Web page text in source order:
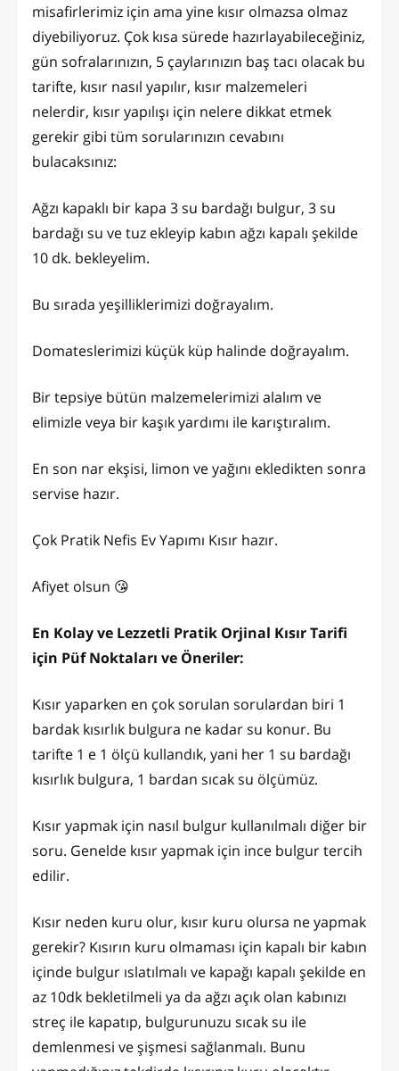
misafirlerimiz için ama yine kısır olmazsa olmaz
diyebiliyoruz. Çok kısa sürede hazırlayabileceğiniz,
gün sofralarınızın, 5 çaylarınızın baş tacı olacak bu
tarifte, kısır nasıl yapılır, kısır malzemeleri
nelerdir, kısır yapılışı için nelere dikkat etmek
gerekir gibi tüm sorularınızın cevabını
bulacaksınız:
Ağzı kapaklı bir kapa 3 su bardağı bulgur, 3 su
bardağı su ve tuz ekleyip kabın ağzı kapalı şekilde
10 dk. bekleyelim.
Bu sırada yeşilliklerimizi doğrayalım.
Domateslerimizi küçük küp halinde doğrayalım.
Bir tepsiye bütün malzemelerimizi alalım ve
elimizle veya bir kaşık yardımı ile karıştıralım.
En son nar ekşisi, limon ve yağını ekledikten sonra
servise hazır.
Çok Pratik Nefis Ev Yapımı Kısır hazır.
Afiyet olsun 😘
En Kolay ve Lezzetli Pratik Orjinal Kısır Tarifi
için Püf Noktaları ve Öneriler:
Kısır yaparken en çok sorulan sorulardan biri 1
bardak kısırlık bulgura ne kadar su konur. Bu
tarifte 1 e 1 ölçü kullandık, yani her 1 su bardağı
kısırlık bulgura, 1 bardan sıcak su ölçümüz.
Kısır yapmak için nasıl bulgur kullanılmalı diğer bir
soru. Genelde kısır yapmak için ince bulgur tercih
edilir.
Kısır neden kuru olur, kısır kuru olursa ne yapmak
gerekir? Kısırın kuru olmaması için kapalı bir kabın
içinde bulgur ıslatılmalı ve kapağı kapalı şekilde en
az 10dk bekletilmeli ya da ağzı açık olan kabınızı
streç ile kapatıp, bulgurunuzu sıcak su ile
demlenmesi ve şişmesi sağlanmalı. Bunu